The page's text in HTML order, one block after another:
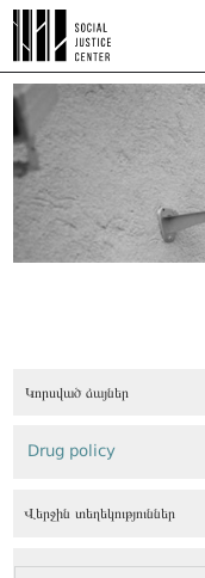
Կորսված ձայներ
Drug policy
Վերջին տեղեկություններ